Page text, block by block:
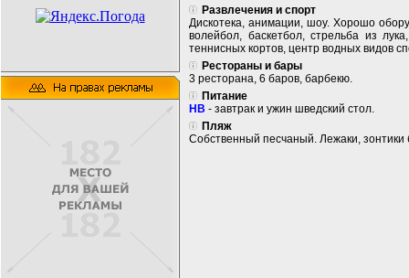
Развлечения и спорт
Дискотека, анимации, шоу. Хорошо
волейбол, баскетбол, стрельба из
теннисных кортов, центр водных видов
Рестораны и бары
3 ресторана, 6 баров, барбекю.
Питание
HB - завтрак и ужин шведский стол.
Пляж
Собственный песчаный. Лежаки,